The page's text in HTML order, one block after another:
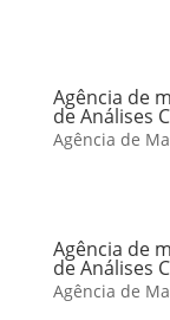
Agência de
de Análises
Agência de
Agência de
de Análises
Agência de